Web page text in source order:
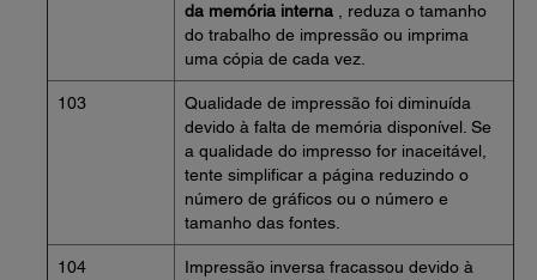
da memória interna , reduza o tamanho
do trabalho de impressão ou imprima
uma cópia de cada vez.
103
Qualidade de impressão foi diminuída
devido à falta de memória disponível. Se
a qualidade do impresso for inaceitável,
tente simplificar a página reduzindo o
número de gráficos ou o número e
tamanho das fontes.
104
Impressão inversa fracassou devido à